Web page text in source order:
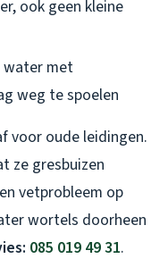
ook geen kleine
water met
weg te spoelen
voor oude leidingen.
ze gresbuizen
vetprobleem op
wortels doorheen
085 019 49 31.